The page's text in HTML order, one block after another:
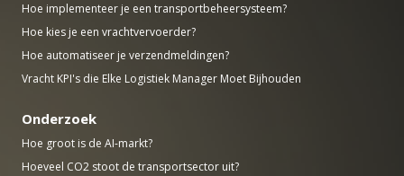
Hoe implementeer je een transportbeheersysteem?
Hoe kies je een vrachtvervoerder?
Hoe automatiseer je verzendmeldingen?
Vracht KPI's die Elke Logistiek Manager Moet Bijhouden
Onderzoek
Hoe groot is de AI-markt?
Hoeveel CO2 stoot de transportsector uit?